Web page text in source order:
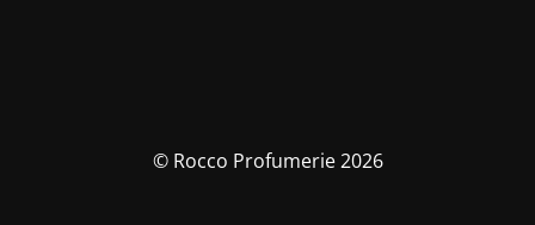
© Rocco Profumerie 2026